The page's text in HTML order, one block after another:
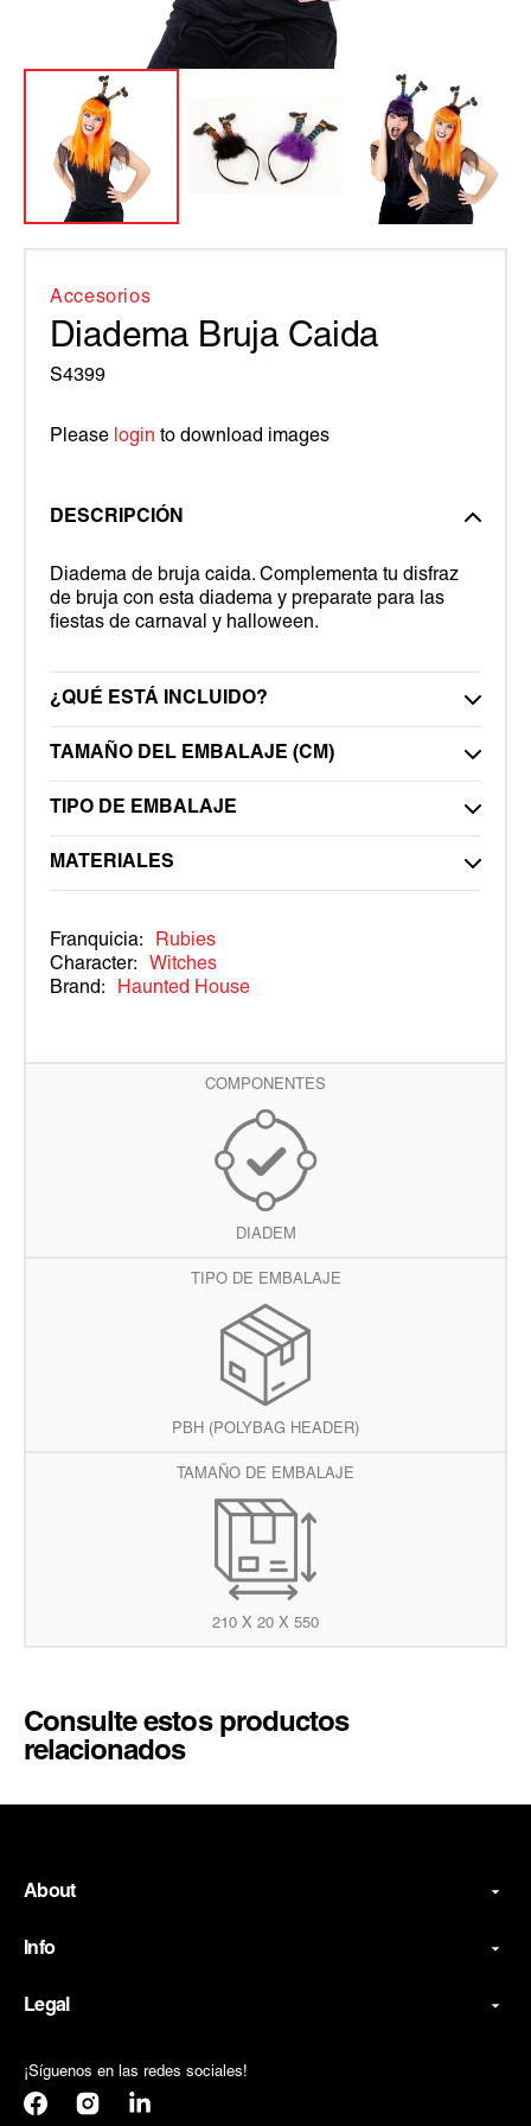
COMPONENTES
DIADEM
TIPO DE EMBALAJE
PBH (POLYBAG HEADER)
TAMAÑO DE EMBALAJE
210 X 20 X 550
Accesorios
Diadema Bruja Caida
S4399
Please login to download images
DESCRIPCIÓN
Diadema de bruja caida. Complementa tu disfraz
de bruja con esta diadema y preparate para las
fiestas de carnaval y halloween.
¿QUÉ ESTÁ INCLUIDO?
TAMAÑO DEL EMBALAJE (CM)
TIPO DE EMBALAJE
MATERIALES
Franquicia:
Rubies
Character:
Witches
Brand:
Haunted House
Consulte estos productos
relacionados
About
Info
Legal
¡Síguenos en las redes sociales!
FacebookInstagramTranslation